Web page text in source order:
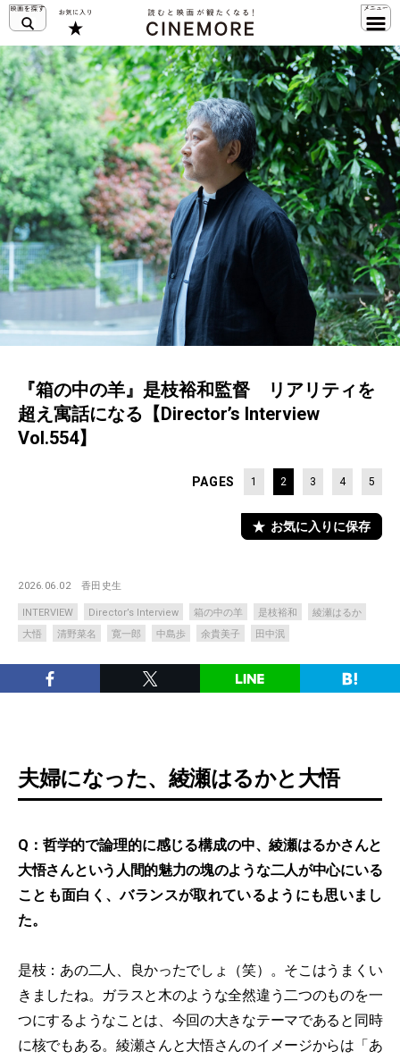
『箱の中の羊』是枝裕和監督 リアリティを
超え寓話になる【Director’s Interview
Vol.554】
PAGES 1 2 3 4 5
お気に入りに保存
2026.06.02 香田史生
INTERVIEW Director’s Interview 箱の中の羊 是枝裕和
綾瀬はるか
大悟
清野菜名 寛一郎 中島歩 余貴美子 田中泯
夫婦になった、綾瀬はるかと大悟
Q：哲学的で論理的に感じる構成の中、綾瀬はるかさんと
大悟さんという人間的魅力の塊のような二人が中心にいる
ことも面白く、バランスが取れているようにも思いまし
た。
是枝：あの二人、良かったでしょ（笑）。そこはうまくい
きましたね。ガラスと木のような全然違う二つのものを一
つにするようなことは、今回の大きなテーマであると同時
に核でもある。綾瀬さんと大悟さんのイメージからは「あ